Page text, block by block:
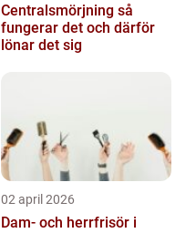
Centralsmörjning så
fungerar det och därför
lönar det sig
02 april 2026
Dam- och herrfrisör i